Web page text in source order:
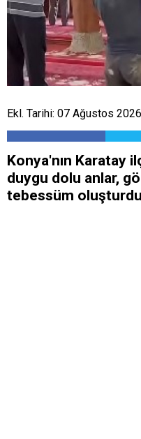
Ekl. Tarihi: 07 Ağustos
Konya'nın Karatay
duygu dolu anlar,
tebessüm